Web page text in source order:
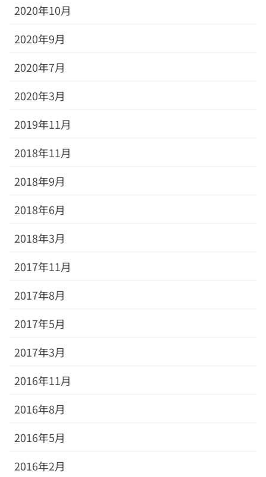
2020年10月
2020年9月
2020年7月
2020年3月
2019年11月
2018年11月
2018年9月
2018年6月
2018年3月
2017年11月
2017年8月
2017年5月
2017年3月
2016年11月
2016年8月
2016年5月
2016年2月